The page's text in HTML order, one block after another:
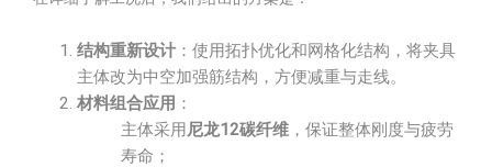
结构重新设计 ：使用拓扑优化和网格化结构，将夹具
主体改为中空加强筋结构，方便减重与走线。
材料组合应用 ：
主体采用尼龙12碳纤维 ，保证整体刚度与疲劳
寿命；